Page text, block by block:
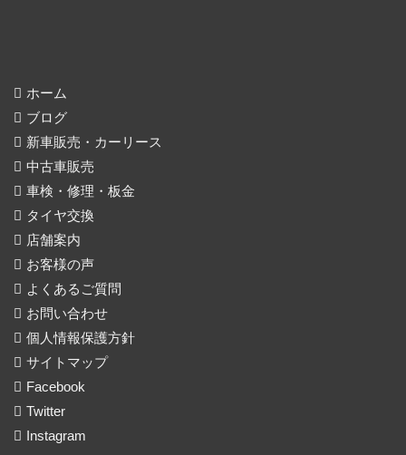
ホーム
ブログ
新車販売・カーリース
中古車販売
車検・修理・板金
タイヤ交換
店舗案内
お客様の声
よくあるご質問
お問い合わせ
個人情報保護方針
サイトマップ
Facebook
Twitter
Instagram